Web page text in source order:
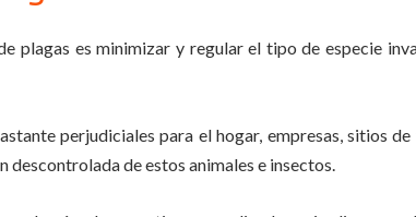
plagas es minimizar y regular el tipo de especie
perjudiciales para el hogar, empresas, sitios
de estos animales e insectos.